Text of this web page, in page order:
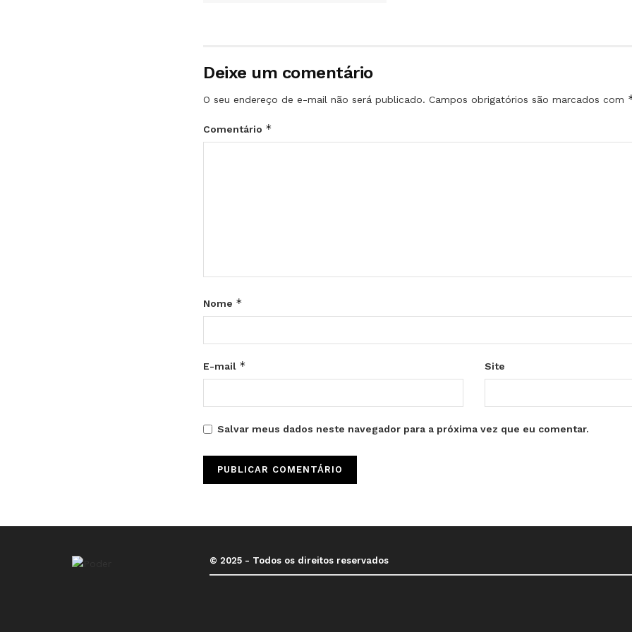
Deixe um comentário
O seu endereço de e-mail não será publicado. Campos obrigatórios são marcados com
Comentário *
Nome *
E-mail * Site
Salvar meus dados neste navegador para a próxima vez que eu comentar.
© 2025 - Todos os direitos reservados